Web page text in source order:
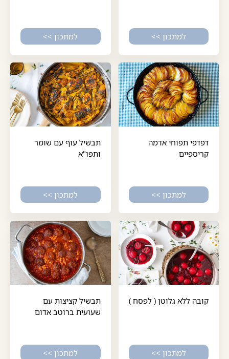
למתכון >> למתכון >>
דפדפי תפוחי אדמה
קריספיים
למתכון >>
תבשיל עוף עם שומר
ותפו"א
למתכון >>
קובה ללא גלוטן ( לפסח )
למתכון >>
תבשיל קציצות עם
שעועית ברוטב אדום
למתכון >>